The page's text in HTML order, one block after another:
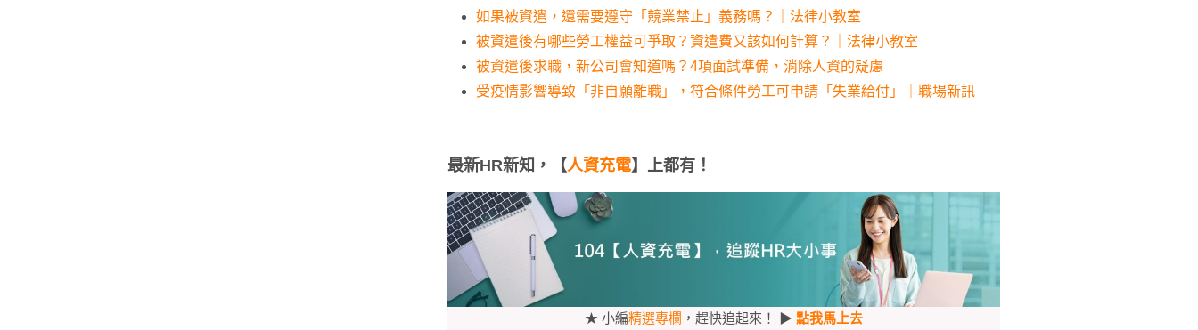
如果被資遣，還需要遵守「競業禁止」義務嗎？｜法律小教室
被資遣後有哪些勞工權益可爭取？資遣費又該如何計算？｜法律小教室
被資遣後求職，新公司會知道嗎？4項面試準備，消除人資的疑慮
受疫情影響導致「非自願離職」，符合條件勞工可申請「失業給付」｜職場新訊
最新HR新知，【人資充電】上都有！
★ 小編精選專欄 ，趕快追起來！ ▶ 點我馬上去